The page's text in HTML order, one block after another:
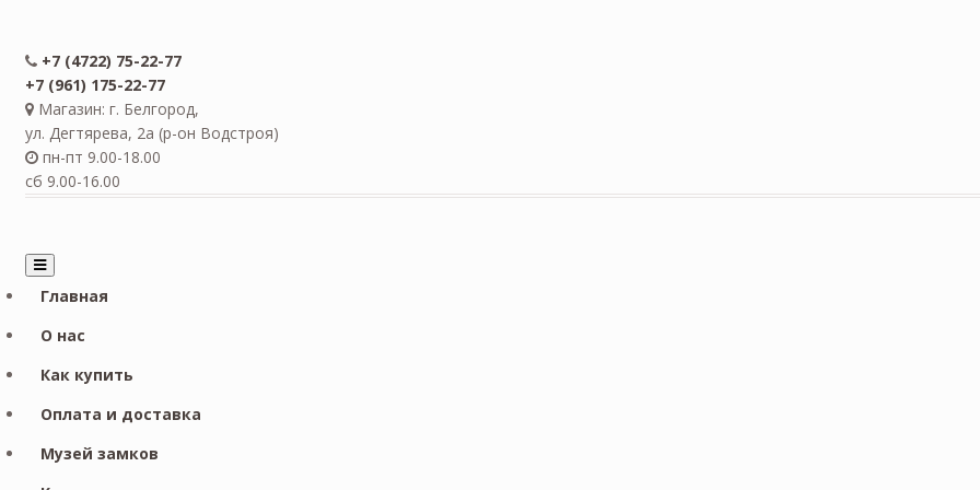
+7 (4722) 75-22-77
+7 (961) 175-22-77
Магазин: г. Белгород,
ул. Дегтярева, 2а (р-он Водстроя)
пн-пт 9.00-18.00
сб 9.00-16.00
Главная
О нас
Как купить
Оплата и доставка
Музей замков